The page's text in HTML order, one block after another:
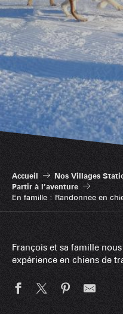
Accueil Nos Villages
Partir à l’aventure
En famille : Randonnée en
François et sa famille
expérience en chiens de